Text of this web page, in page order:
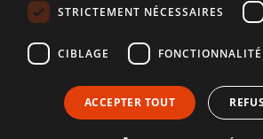
CONDITIONS D'UTILISATION
STRICTEMENT NÉCESSAIRES
CIBLAGE FONCTIONNALITÉ
ACCEPTER TOUT